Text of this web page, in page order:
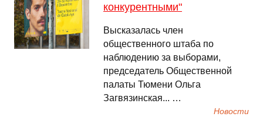
конкурентными"
Высказалась член
общественного штаба по
наблюдению за выборами,
председатель Общественной
палаты Тюмени Ольга
Загвязинская... …
Новости